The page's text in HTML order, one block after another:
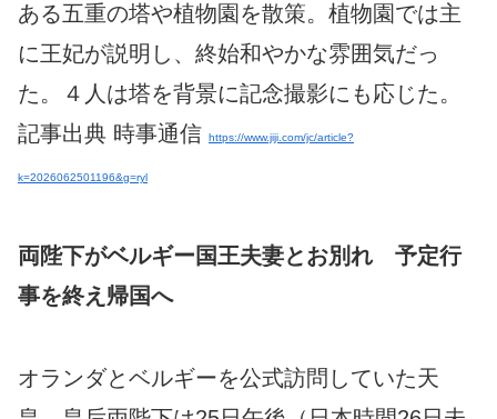
ある五重の塔や植物園を散策。植物園では主
に王妃が説明し、終始和やかな雰囲気だっ
た。４人は塔を背景に記念撮影にも応じた。
記事出典 時事通信 https://www.jiji.com/jc/article?
k=2026062501196&g=ryl
両陛下がベルギー国王夫妻とお別れ 予定行
事を終え帰国へ
オランダとベルギーを公式訪問していた天